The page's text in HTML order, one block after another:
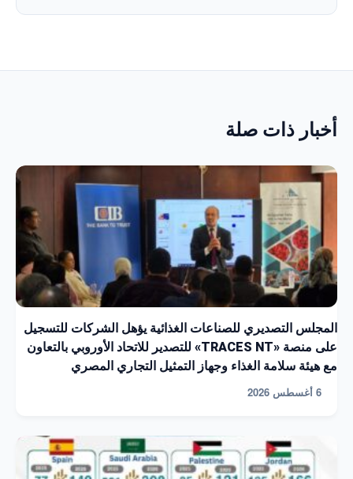
أخبار ذات صلة
المجلس التصديري للصناعات الغذائية يؤهل الشركات للتسجيل
على منصة «TRACES NT» للتصدير للاتحاد الأوروبي بالتعاون
مع هيئة سلامة الغذاء وجهاز التمثيل التجاري المصري
6 أغسطس 2026